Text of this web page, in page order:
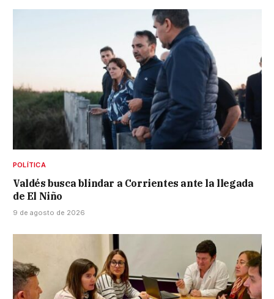
POLÍTICA
Valdés busca blindar a Corrientes ante la llegada
de El Niño
9 de agosto de 2026